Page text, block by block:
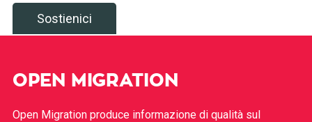
Sostienici
OPEN MIGRATION
Open Migration produce informazione di qualità sul